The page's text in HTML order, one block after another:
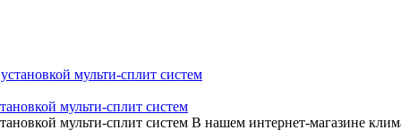
мульти-сплит систем
мульти-сплит систем В нашем интернет-магазине